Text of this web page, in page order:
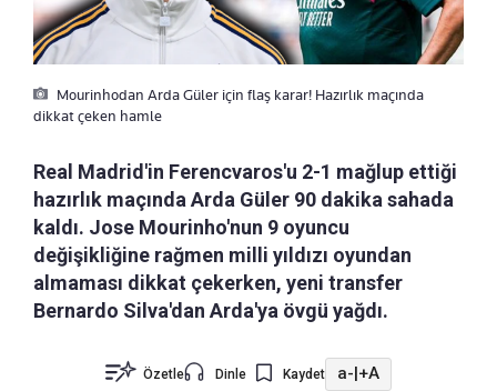
Mourinhodan Arda Güler için flaş karar! Hazırlık maçında
dikkat çeken hamle
Real Madrid'in Ferencvaros'u 2-1 mağlup ettiği
hazırlık maçında Arda Güler 90 dakika sahada
kaldı. Jose Mourinho'nun 9 oyuncu
değişikliğine rağmen milli yıldızı oyundan
almaması dikkat çekerken, yeni transfer
Bernardo Silva'dan Arda'ya övgü yağdı.
Özetle Dinle Kaydet a-|+A